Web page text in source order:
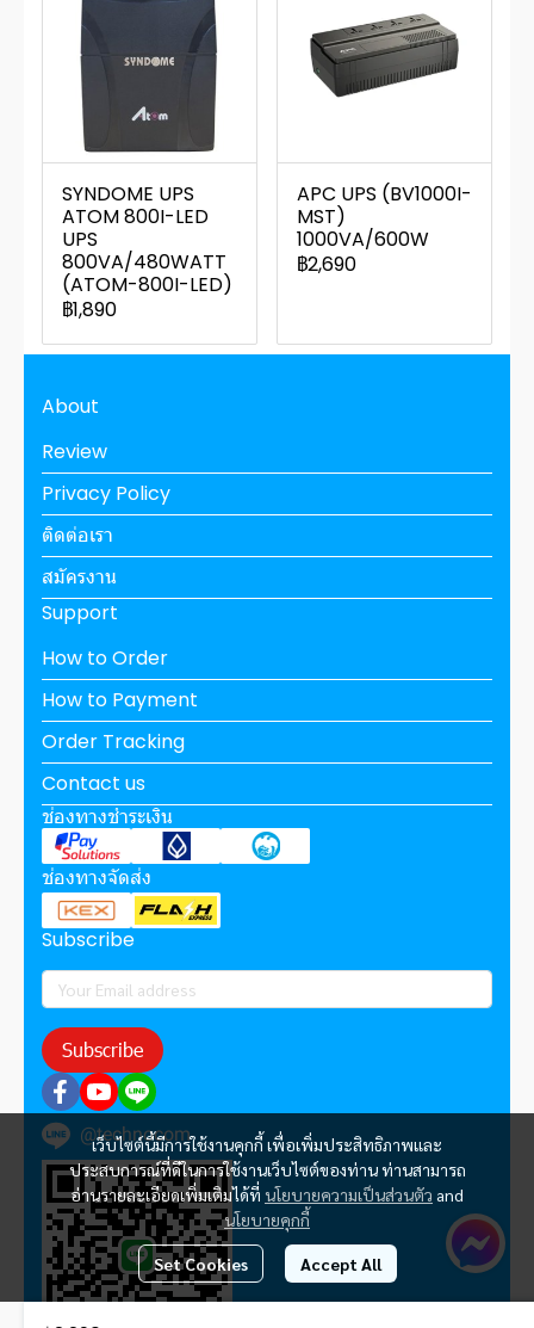
SYNDOME UPS
ATOM 800I-LED
UPS
800VA/480WATT
(ATOM-800I-LED)
฿1,890
APC UPS (BV1000I-
MST)
1000VA/600W
฿2,690
เว็บไซต์นี้มีการใช้งานคุกกี้ เพื่อเพิ่มประสิทธิภาพและ
ประสบการณ์ที่ดีในการใช้งานเว็บไซต์ของท่าน ท่านสามารถ
อ่านรายละเอียดเพิ่มเติมได้ที่ นโยบายความเป็นส่วนตัว and
นโยบายคุกกี้
Set Cookies Accept All
About
Review
Privacy Policy
ติดต่อเรา
สมัครงาน
Support
How to Order
How to Payment
Order Tracking
Contact us
ช่องทางชำระเงิน
ช่องทางจัดส่ง
Subscribe
Subscribe
@technocom